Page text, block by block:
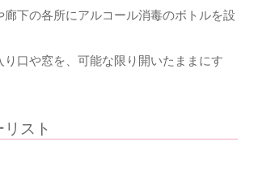
廊下の各所にアルコール消毒のボトルを設
り口や窓を、可能な限り開いたままにす
スト